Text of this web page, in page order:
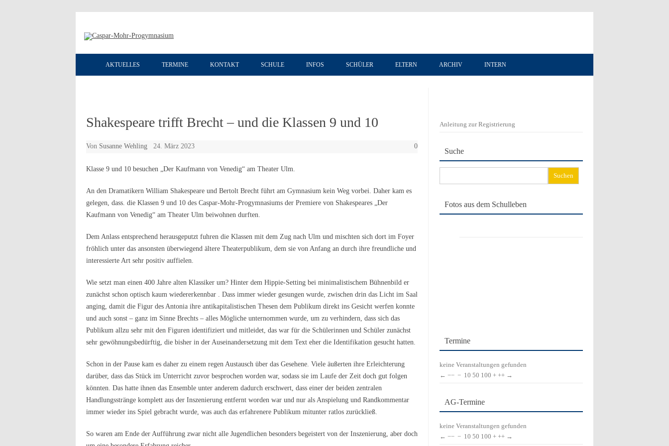
AKTUELLES TERMINE KONTAKT SCHULE INFOS SCHÜLER ELTERN ARCHIV INTERN
Shakespeare trifft Brecht – und die Klassen 9 und 10
Von Susanne Wehling 24. März 2023 0
Klasse 9 und 10 besuchen „Der Kaufmann von Venedig“ am Theater Ulm.
An den Dramatikern William Shakespeare und Bertolt Brecht führt am Gymnasium kein Weg vorbei. Daher kam es
gelegen, dass. die Klassen 9 und 10 des Caspar-Mohr-Progymnasiums der Premiere von Shakespeares „Der
Kaufmann von Venedig“ am Theater Ulm beiwohnen durften.
Dem Anlass entsprechend herausgeputzt fuhren die Klassen mit dem Zug nach Ulm und mischten sich dort im Foyer
fröhlich unter das ansonsten überwiegend ältere Theaterpublikum, dem sie von Anfang an durch ihre freundliche und
interessierte Art sehr positiv auffielen.
Wie setzt man einen 400 Jahre alten Klassiker um? Hinter dem Hippie-Setting bei minimalistischem Bühnenbild er
zunächst schon optisch kaum wiedererkennbar . Dass immer wieder gesungen wurde, zwischen drin das Licht im Saal
anging, damit die Figur des Antonia ihre antikapitalistischen Thesen dem Publikum direkt ins Gesicht werfen konnte
und auch sonst – ganz im Sinne Brechts – alles Mögliche unternommen wurde, um zu verhindern, dass sich das
Publikum allzu sehr mit den Figuren identifiziert und mitleidet, das war für die Schülerinnen und Schüler zunächst
sehr gewöhnungsbedürftig, die bisher in der Auseinandersetzung mit dem Text eher die Identifikation gesucht hatten.
Schon in der Pause kam es daher zu einem regen Austausch über das Gesehene. Viele äußerten ihre Erleichterung
darüber, dass das Stück im Unterricht zuvor besprochen worden war, sodass sie im Laufe der Zeit doch gut folgen
könnten. Das hatte ihnen das Ensemble unter anderem dadurch erschwert, dass einer der beiden zentralen
Handlungsstränge komplett aus der Inszenierung entfernt worden war und nur als Anspielung und Randkommentar
immer wieder ins Spiel gebracht wurde, was auch das erfahrenere Publikum mitunter ratlos zurückließ.
So waren am Ende der Aufführung zwar nicht alle Jugendlichen besonders begeistert von der Inszenierung, aber doch
Anleitung zur Registrierung
Suche
nach:
Fotos aus dem Schulleben
Termine
keine Veranstaltungen gefunden
← −− − 10 50 100 + ++ →
AG-Termine
keine Veranstaltungen gefunden
← −− − 10 50 100 + ++ →